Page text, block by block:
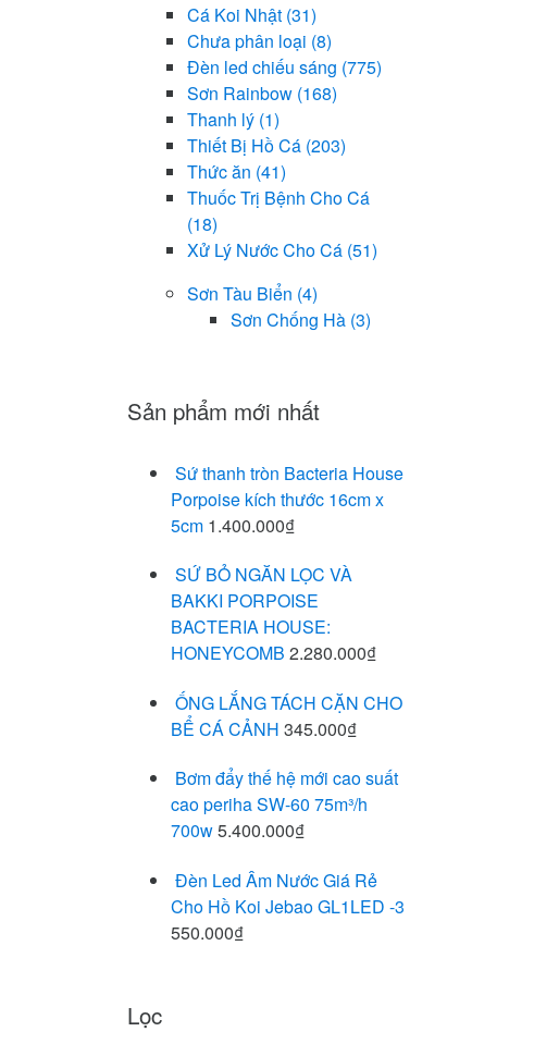
Cá Koi Nhật (31)
Chưa phân loại (8)
Đèn led chiếu sáng (775)
Sơn Rainbow (168)
Thanh lý (1)
Thiết Bị Hồ Cá (203)
Thức ăn (41)
Thuốc Trị Bệnh Cho Cá
(18)
Xử Lý Nước Cho Cá (51)
Sơn Tàu Biển (4)
Sơn Chống Hà (3)
Sản phẩm mới nhất
Sứ thanh tròn Bacteria House
Porpoise kích thước 16cm x
5cm 1.400.000₫
SỨ BỎ NGĂN LỌC VÀ
BAKKI PORPOISE
BACTERIA HOUSE:
HONEYCOMB 2.280.000₫
ỐNG LẮNG TÁCH CẶN CHO
BỂ CÁ CẢNH 345.000₫
Bơm đẩy thế hệ mới cao suất
cao periha SW-60 75m³/h
700w5.400.000₫
Đèn Led Âm Nước Giá Rẻ
Cho Hồ Koi Jebao GL1LED -3
550.000₫
Lọc